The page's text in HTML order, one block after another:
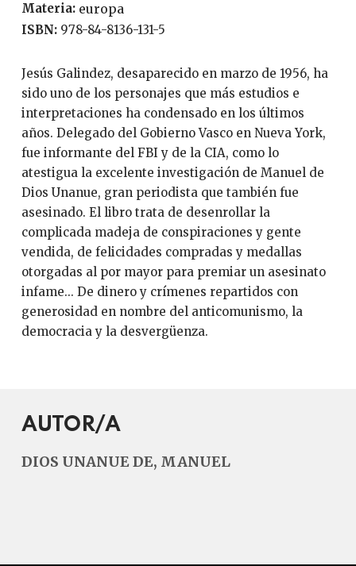
Materia: europa
ISBN: 978-84-8136-131-5
Jesús Galindez, desaparecido en marzo de 1956, ha
sido uno de los personajes que más estudios e
interpretaciones ha condensado en los últimos
años. Delegado del Gobierno Vasco en Nueva York,
fue informante del FBI y de la CIA, como lo
atestigua la excelente investigación de Manuel de
Dios Unanue, gran periodista que también fue
asesinado. El libro trata de desenrollar la
complicada madeja de conspiraciones y gente
vendida, de felicidades compradas y medallas
otorgadas al por mayor para premiar un asesinato
infame... De dinero y crímenes repartidos con
generosidad en nombre del anticomunismo, la
democracia y la desvergüenza.
AUTOR/A
DIOS UNANUE DE, MANUEL